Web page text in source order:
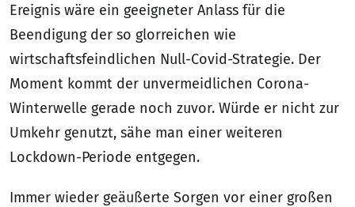
Ereignis wäre ein geeigneter Anlass für die
Beendigung der so glorreichen wie
wirtschaftsfeindlichen Null-Covid-Strategie. Der
Moment kommt der unvermeidlichen Corona-
Winterwelle gerade noch zuvor. Würde er nicht zur
Umkehr genutzt, sähe man einer weiteren
Lockdown-Periode entgegen.
Immer wieder geäußerte Sorgen vor einer großen